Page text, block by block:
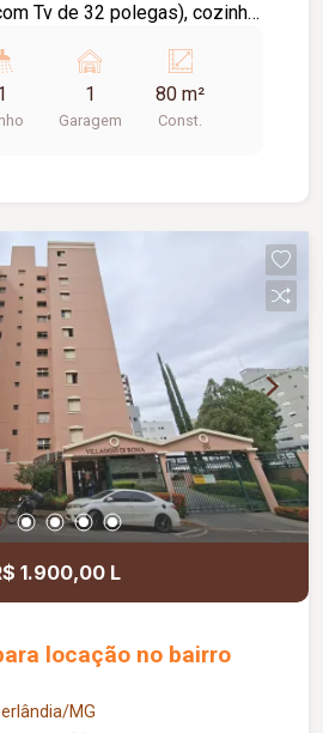
Tv de 32 polegas), cozinha
micro-ondas), área de
lavar, filtro de água), corredor
e espelho, banheiro social
em um região próximo a
locais, e as
rápido. Não perca esta
agende já sua visita e
mais informações! Taxa de
no aluguel. Taxa de mudança
e saída).
1
Garagem
80 m²
Const.
1.900,00 L
locação no bairro
MG